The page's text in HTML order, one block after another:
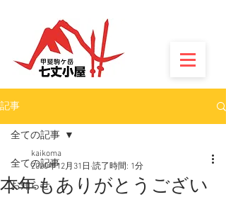
記事
全ての記事
お知らせ
全ての記事
本年もありがとうござい
kaikoma
2020年12月31日 読了時間: 1分